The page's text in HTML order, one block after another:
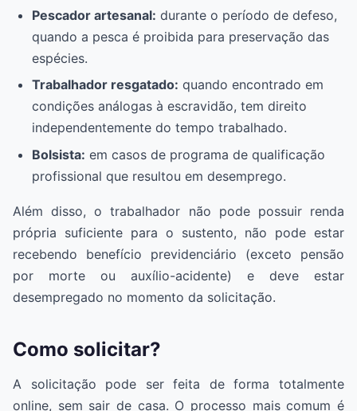
Pescador artesanal: durante o período de defeso,
quando a pesca é proibida para preservação das
espécies.
Trabalhador resgatado: quando encontrado em
condições análogas à escravidão, tem direito
independentemente do tempo trabalhado.
Bolsista: em casos de programa de qualificação
profissional que resultou em desemprego.
Além disso, o trabalhador não pode possuir renda
própria suficiente para o sustento, não pode estar
recebendo benefício previdenciário (exceto pensão
por morte ou auxílio-acidente) e deve estar
desempregado no momento da solicitação.
Como solicitar?
A solicitação pode ser feita de forma totalmente
online, sem sair de casa. O processo mais comum é